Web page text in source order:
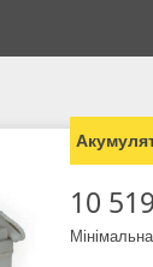
10